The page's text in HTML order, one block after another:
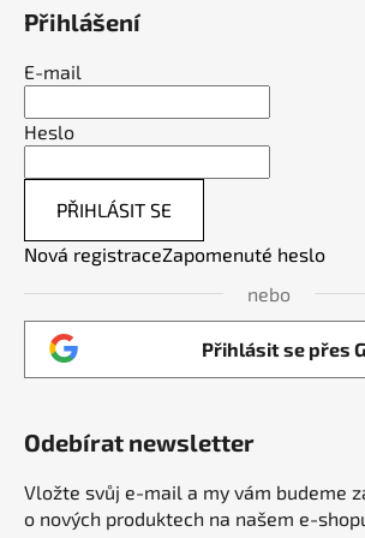
Přihlášení
E-mail
Heslo
PŘIHLÁSIT SE
Nová registraceZapomenuté heslo
nebo
Přihlásit se přes
Odebírat newsletter
Vložte svůj e-mail a my vám budeme
o nových produktech na našem e-